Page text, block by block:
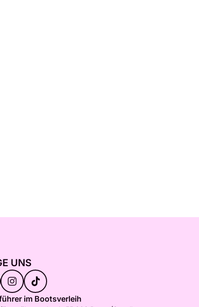
UNS
im Bootsverleih